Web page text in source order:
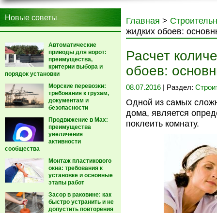
Новые советы
Автоматические
приводы для ворот:
преимущества,
критерии выбора и
порядок установки
Морские перевозки:
требования к грузам,
документам и
безопасности
Продвижение в Max:
преимущества
увеличения
активности
сообщества
Монтаж пластикового
окна: требования к
установке и основные
этапы работ
Засор в раковине: как
быстро устранить и не
допустить повторения
Главная >
жидких обоев:
Расчет
обоев:
08.07.2016 | Раздел:
Одной из самых
дома, является
поклеить комнату.